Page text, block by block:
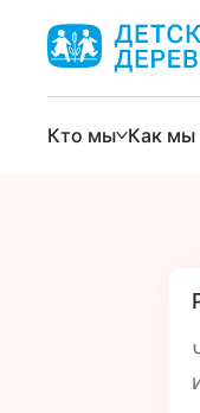
Кто мы Как мы